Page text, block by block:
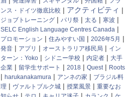
ンス・ドイツ徹底比較 | アクティビティ |
ジョブトレーニング | パリ祭 | 太る | 寒波 |
SELC English Language Centres Canada |
プロモーション | 住みやすい国 | 2026年5月 |
発音 | アプリ | オーストラリア移民局 | イン
ターン：Yoko | シドニー学校 | 内定者 | 大手
企業 | 留学生サポート | 2018 | Quest | Roots
| harukanakamura | アンネの家 | ブラジル料
理 | ヴァルトブルク城 | 授業風景 | 重要なお